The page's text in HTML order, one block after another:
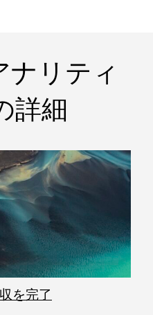
ナリティ
詳細
を完了